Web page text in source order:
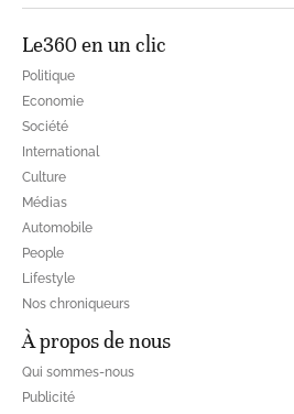
Le360 en un clic
Politique
Economie
Société
International
Culture
Médias
Automobile
People
Lifestyle
Nos chroniqueurs
À propos de nous
Qui sommes-nous
Publicité